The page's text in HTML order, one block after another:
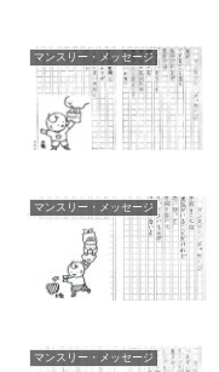
マンスリー・メッセージ
マンスリー・メッセージ
マンスリー・メッセージ